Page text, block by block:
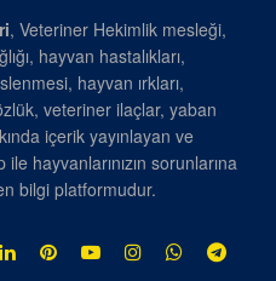
, Veteriner Hekimlik mesleği,
hayvan hastalıkları,
hayvan ırkları,
veteriner ilaçlar, yaban
içerik yayınlayan ve
hayvanlarınızın sorunlarına
bilgi platformudur.